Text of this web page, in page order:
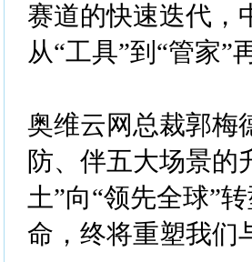
赛道的快速迭代，
从“工具”到“管家”
奥维云网总裁郭梅
防、伴五大场景的
土”向“领先全球”
命，终将重塑我们